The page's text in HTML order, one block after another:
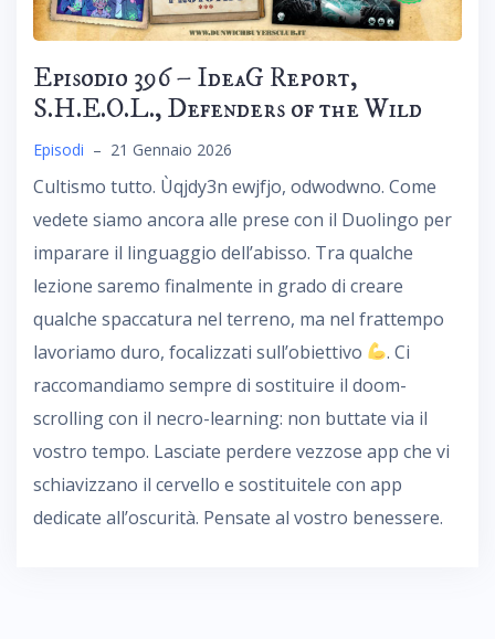
Episodio 396 – IdeaG Report,
S.H.E.O.L., Defenders of the Wild
Episodi – 21 Gennaio 2026
Cultismo tutto. Ùqjdy3n ewjfjo, odwodwno. Come
vedete siamo ancora alle prese con il Duolingo per
imparare il linguaggio dell’abisso. Tra qualche
lezione saremo finalmente in grado di creare
qualche spaccatura nel terreno, ma nel frattempo
lavoriamo duro, focalizzati sull’obiettivo
. Ci
raccomandiamo sempre di sostituire il doom-
scrolling con il necro-learning: non buttate via il
vostro tempo. Lasciate perdere vezzose app che vi
schiavizzano il cervello e sostituitele con app
dedicate all’oscurità. Pensate al vostro benessere.